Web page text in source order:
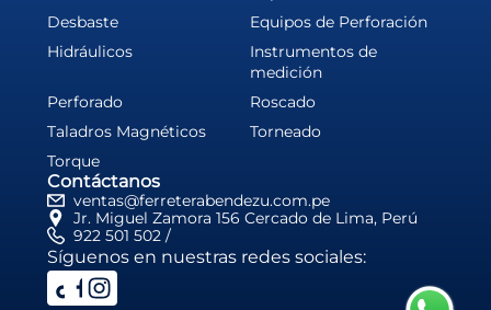
Desbaste
Equipos de Perforación
Hidráulicos
Instrumentos de
medición
Perforado
Roscado
Taladros Magnéticos
Torneado
Torque
Contáctanos
ventas@ferreterabendezu.com.pe
922 501 502 /
Jr. Miguel Zamora 156 Cercado de Lima, Perú
Síguenos en nuestras redes sociales: